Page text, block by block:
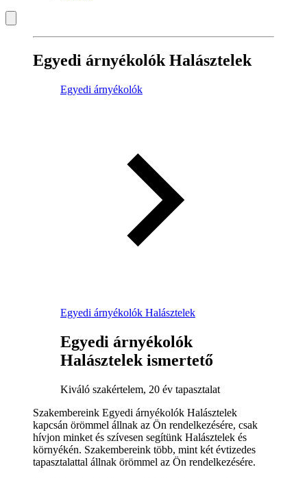
Egyedi árnyékolók Halásztelek
Egyedi árnyékolók
Egyedi árnyékolók Halásztelek
Egyedi árnyékolók
Halásztelek ismertető
Kiváló szakértelem, 20 év tapasztalat
Szakembereink Egyedi árnyékolók Halásztelek
kapcsán örömmel állnak az Ön rendelkezésére, csak
hívjon minket és szívesen segítünk Halásztelek és
környékén. Szakembereink több, mint két évtizedes
tapasztalattal állnak örömmel az Ön rendelkezésére.